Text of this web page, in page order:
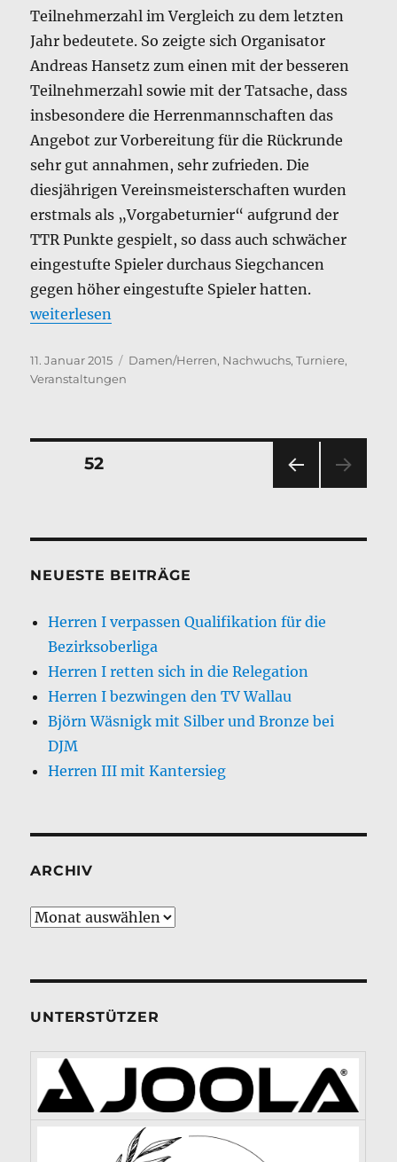
Teilnehmerzahl im Vergleich zu dem letzten
Jahr bedeutete. So zeigte sich Organisator
Andreas Hansetz zum einen mit der besseren
Teilnehmerzahl sowie mit der Tatsache, dass
insbesondere die Herrenmannschaften das
Angebot zur Vorbereitung für die Rückrunde
sehr gut annahmen, sehr zufrieden. Die
diesjährigen Vereinsmeisterschaften wurden
erstmals als „Vorgabeturnier“ aufgrund der
TTR Punkte gespielt, so dass auch schwächer
eingestufte Spieler durchaus Siegchancen
gegen höher eingestufte Spieler hatten.
„Elena Weiß, Besnik Tahiri und Florian Benke
weiterlesen
Veröffentlicht
am
11. Januar 2015 Kategorien
Damen/Herren, Nachwuchs,Turniere,
Veranstaltungen
Seitennummerierung
Beiträge
SEIT
SEITE52
NEUESTE BEITRÄGE
Herren I verpassen Qualifikation für die
Bezirksoberliga
Herren I retten sich in die Relegation
Herren I bezwingen den TV Wallau
Björn Wäsnigk mit Silber und Bronze bei
DJM
Herren III mit Kantersieg
ARCHIV
Archiv
UNTERSTÜTZER